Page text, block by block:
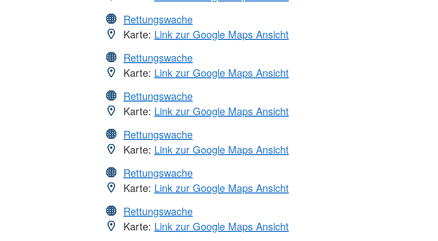
Rettungswache
Karte: Link zur Google Maps Ansicht
Rettungswache
Karte: Link zur Google Maps Ansicht
Rettungswache
Karte: Link zur Google Maps Ansicht
Rettungswache
Karte: Link zur Google Maps Ansicht
Rettungswache
Karte: Link zur Google Maps Ansicht
Rettungswache
Karte: Link zur Google Maps Ansicht